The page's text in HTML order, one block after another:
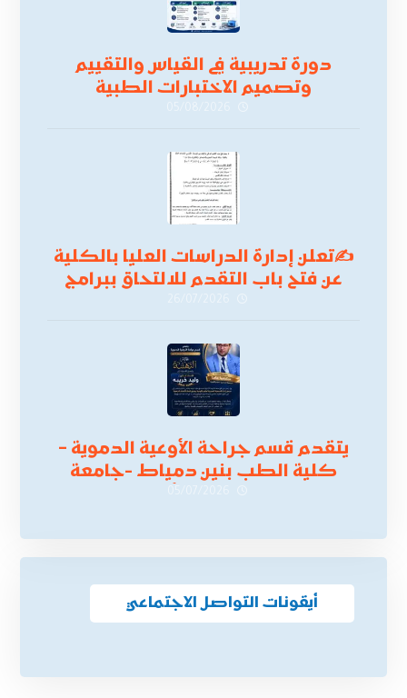
دورة تدريبية في القياس والتقييم
وتصميم الاختبارات الطبية
✍تعلن إدارة الدراسات العليا بالكلية
عن فتح باب التقدم للالتحاق ببرامج
أكتوبر 2026،
يتقدم قسم جراحة الأوعية الدموية –
كلية الطب بنين دمياط -جامعة
أيقونات التواصل الاجتماعي